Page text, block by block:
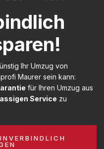
Ihr Umzug von
Maurer sein kann:
für Ihren Umzug aus
Service zu